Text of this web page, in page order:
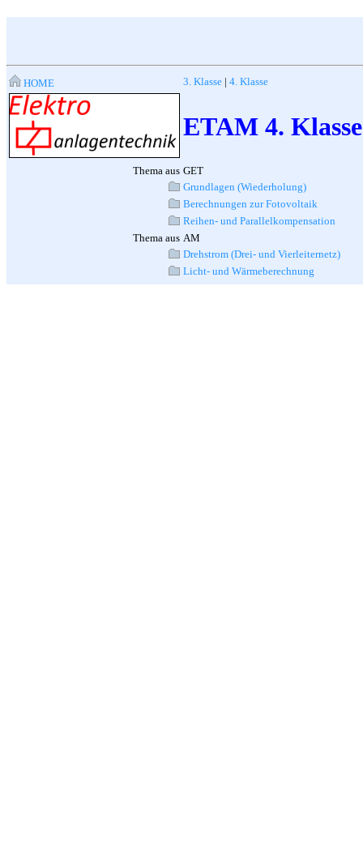
HOME 3. Klasse | 4. Klasse
ETAM 4. Klasse
Thema aus GET
Grundlagen (Wiederholung)
Berechnungen zur Fotovoltaik
Reihen- und Parallelkompensation
Thema aus AM
Drehstrom (Drei- und Vierleiternetz)
Licht- und Wärmeberechnung